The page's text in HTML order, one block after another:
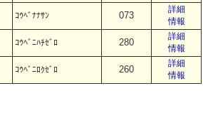
ｺｳﾍﾞﾅﾅｻﾝ 073
詳細
情報
ｺｳﾍﾞﾆﾊﾁｾﾞﾛ 280
詳細
情報
ｺｳﾍﾞﾆﾛｸｾﾞﾛ 260
詳細
情報